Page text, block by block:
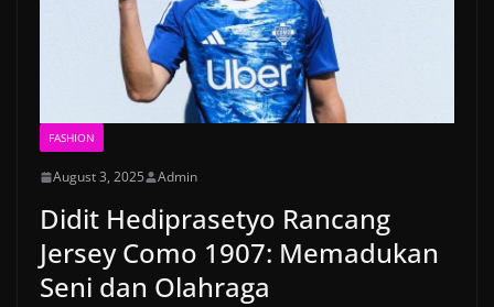
FASHION
August 3, 2025 Admin
Didit Hediprasetyo Rancang
Jersey Como 1907: Memadukan
Seni dan Olahraga